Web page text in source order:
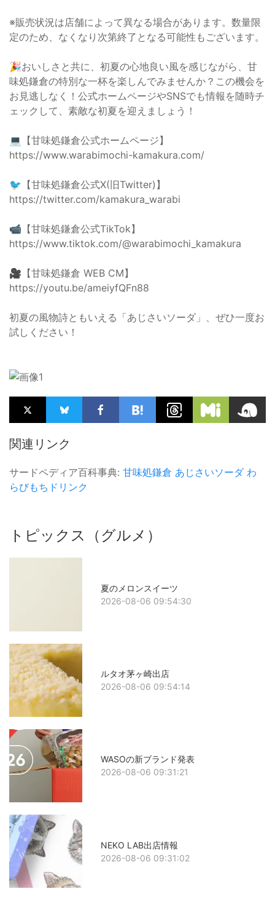
※販売状況は店舗によって異なる場合があります。数量限
定のため、なくなり次第終了となる可能性もございます。
🎉おいしさと共に、初夏の心地良い風を感じながら、甘
味処鎌倉の特別な一杯を楽しんでみませんか？この機会を
お見逃しなく！公式ホームページやSNSでも情報を随時チ
ェックして、素敵な初夏を迎えましょう！
💻【甘味処鎌倉公式ホームページ】
https://www.warabimochi-kamakura.com/
🐦【甘味処鎌倉公式X(旧Twitter)】
https://twitter.com/kamakura_warabi
📹【甘味処鎌倉公式TikTok】
https://www.tiktok.com/@warabimochi_kamakura
🎥【甘味処鎌倉 WEB CM】
https://youtu.be/ameiyfQFn88
初夏の風物詩ともいえる「あじさいソーダ」、ぜひ一度お
試しください！
関連リンク
サードペディア百科事典: 甘味処鎌倉 あじさいソーダ わ
らびもちドリンク
トピックス（グルメ）
夏のメロンスイーツ
2026-08-06 09:54:30
ルタオ茅ヶ崎出店
2026-08-06 09:54:14
WASOの新ブランド発表
2026-08-06 09:31:21
NEKO LAB出店情報
2026-08-06 09:31:02